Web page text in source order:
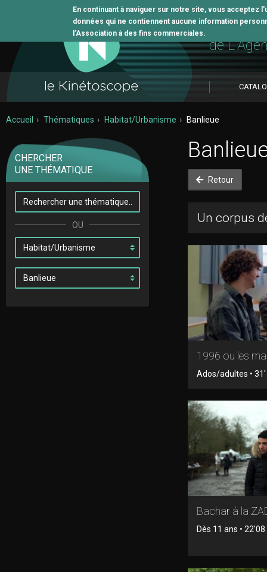
En continuant à naviguer sur notre site, vous
données qui ne contiennent aucune information
l’Association à des fins commerciales. L'outil
de
Accueil Thématiques Habitat/Urbanisme Banlieue
CHERCHER
UNE THÉMATIQUE
Retour
Un corpus
1996 ou les
Ados/adultes • 31'
Bachar à la
Dès 11 ans •